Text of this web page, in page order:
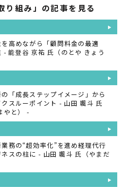
り組み」の記事を見る
高めながら「顧問料金の最適
- 能登谷 京祐 氏 （のとや きょう
「成長ステップイメージ」から
スルーポイント - 山田 颯斗 氏
やと）
-
務の“超効率化”を進め経理代行
スの柱に - 山田 颯斗 氏 （やまだ